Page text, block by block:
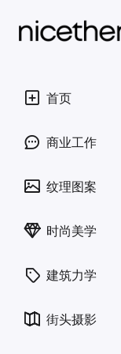
首页
商业工作
纹理图案
时尚美学
建筑力学
街头摄影